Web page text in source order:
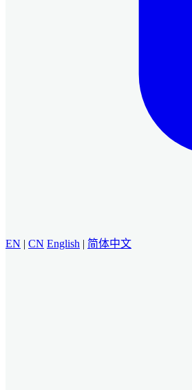
EN | CN English | 简体中文